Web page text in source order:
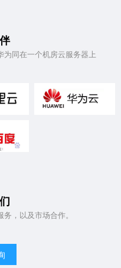
为同在一个机房云服务器上
，以及市场合作。